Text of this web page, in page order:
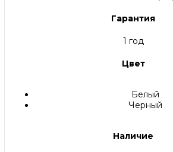
Гарантия
1 год
Цвет
Белый
Черный
Наличие